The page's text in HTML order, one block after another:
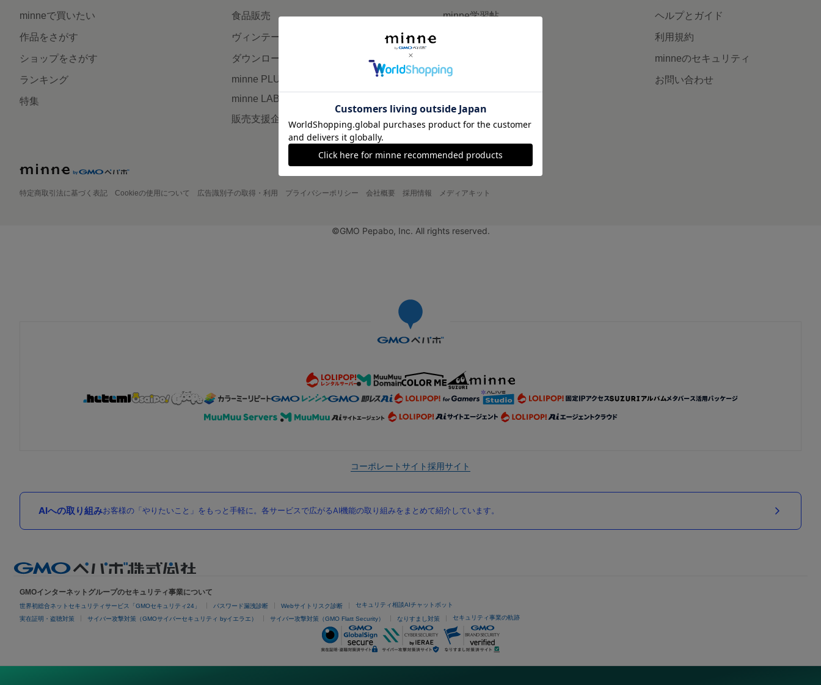
minneで買いたい
作品をさがす
ショップをさがす
ランキング
特集
食品販売
ヴィンテージ販売
ダウンロード販売
minne PLUS
minne LAB
販売支援企画・イベント
minne学習帖
広告出稿について
ヘルプとガイド
利用規約
minneのセキュリティ
お問い合わせ
特定商取引法に基づく表記 Cookieの使用について 広告識別子の取得・利用 プライバシーポリシー 会社概要 採用情報 メディアキット
©GMO Pepabo, Inc. All rights reserved.
コーポレートサイト採用サイト
AIへの取り組みお客様の「やりたいこと」をもっと手軽に。各サービスで広がるAI機能の取り組みをまとめて紹介しています。
GMOインターネットグループのセキュリティ事業について
世界初総合ネットセキュリティサービス「GMOセキュリティ24」 パスワード漏洩診断 Webサイトリスク診断 セキュリティ相談AIチャットボット
実在証明・盗聴対策 サイバー攻撃対策（GMOサイバーセキュリティ byイエラエ） サイバー攻撃対策（GMO Flatt Security） なりすまし対策 セキュリティ事業の軌跡